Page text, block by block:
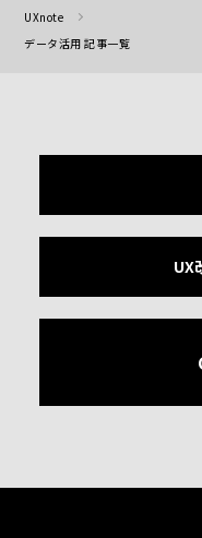
UXnote
データ活用 記事一覧
UX